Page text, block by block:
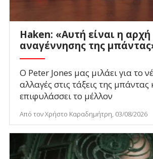
Haken: «Αυτή είναι η αρχή
αναγέννησης της
Ο Peter Jones μας μιλάει για το
αλλαγές στις τάξεις της μπάντας
επιφυλάσσει το μέλλον
Από τον Χρήστο Καραδημήτρη, 03/08/2026